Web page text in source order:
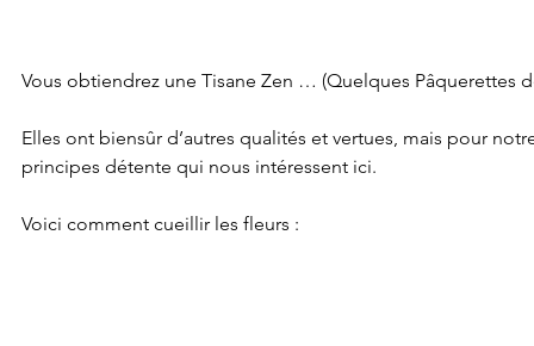
Vous obtiendrez une Tisane Zen … (Quelques Pâquerettes
Elles ont biensûr d’autres qualités et vertues, mais pour
principes détente qui nous intéressent ici.
Voici comment cueillir les fleurs :